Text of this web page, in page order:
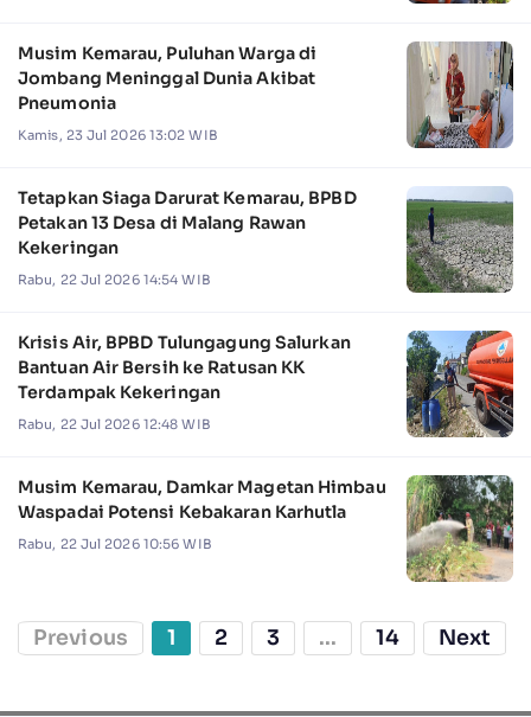
Musim Kemarau, Puluhan Warga di
Jombang Meninggal Dunia Akibat
Pneumonia
Kamis, 23 Jul 2026 13:02 WIB
Tetapkan Siaga Darurat Kemarau, BPBD
Petakan 13 Desa di Malang Rawan
Kekeringan
Rabu, 22 Jul 2026 14:54 WIB
Krisis Air, BPBD Tulungagung Salurkan
Bantuan Air Bersih ke Ratusan KK
Terdampak Kekeringan
Rabu, 22 Jul 2026 12:48 WIB
Musim Kemarau, Damkar Magetan Himbau
Waspadai Potensi Kebakaran Karhutla
Rabu, 22 Jul 2026 10:56 WIB
Previous 1 2 3 ... 14 Next